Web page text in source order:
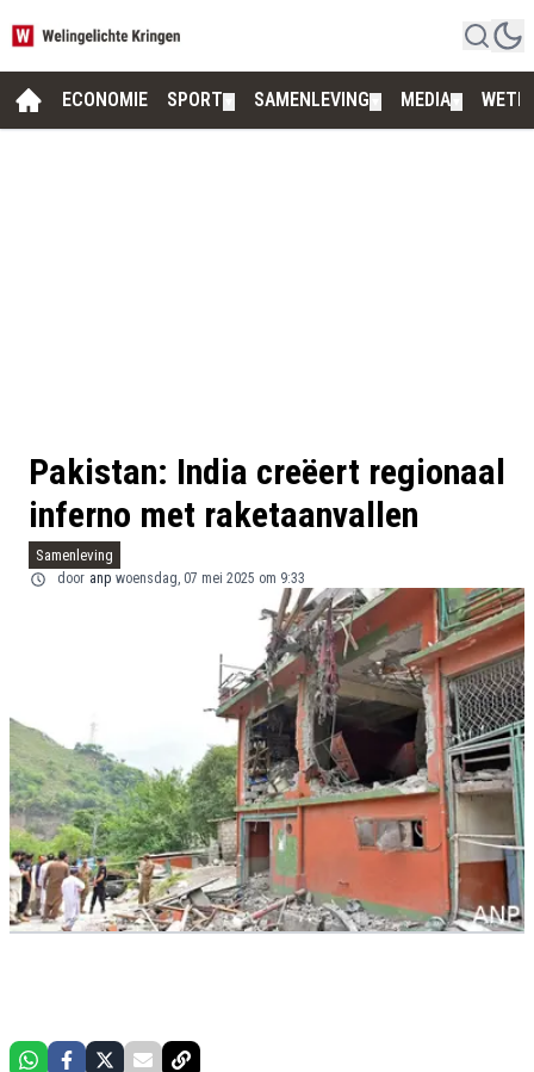
ECONOMIE SPORT SAMENLEVING MEDIA
Pakistan: India creëert regionaal
inferno met raketaanvallen
Samenleving
door anp woensdag, 07 mei 2025 om 9:33